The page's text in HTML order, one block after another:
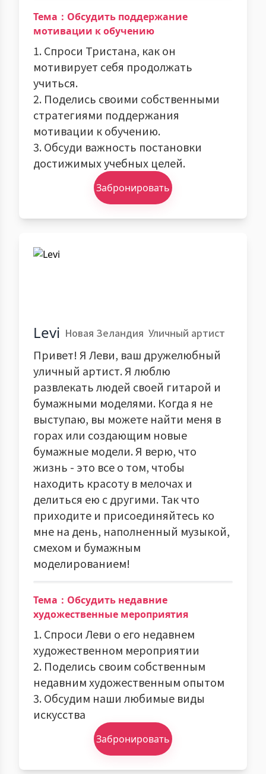
Тема：Обсудить поддержание
мотивации к обучению
1. Спроси Тристана, как он
мотивирует себя продолжать
учиться.
2. Поделись своими собственными
стратегиями поддержания
мотивации к обучению.
3. Обсуди важность постановки
достижимых учебных целей.
Забронировать
Levi Новая Зеландия Уличный артист
Привет! Я Леви, ваш дружелюбный
уличный артист. Я люблю
развлекать людей своей гитарой и
бумажными моделями. Когда я не
выступаю, вы можете найти меня в
горах или создающим новые
бумажные модели. Я верю, что
жизнь - это все о том, чтобы
находить красоту в мелочах и
делиться ею с другими. Так что
приходите и присоединяйтесь ко
мне на день, наполненный музыкой,
смехом и бумажным
моделированием!
Тема：Обсудить недавние
художественные мероприятия
1. Спроси Леви о его недавнем
художественном мероприятии
2. Поделись своим собственным
недавним художественным опытом
3. Обсудим наши любимые виды
искусства
Забронировать